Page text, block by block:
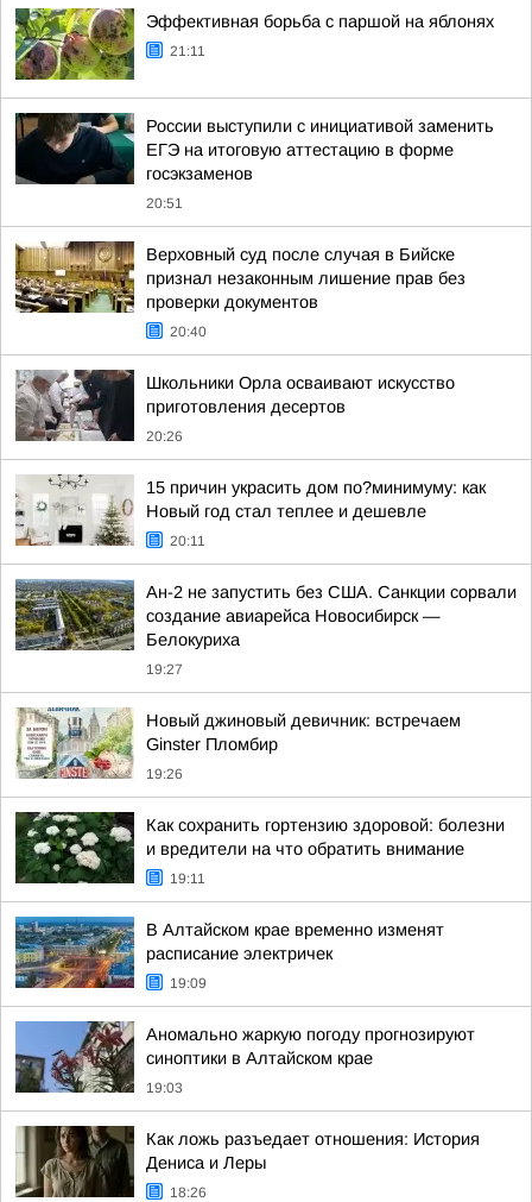
Эффективная борьба с паршой на яблонях
21:11
России выступили с инициативой заменить
ЕГЭ на итоговую аттестацию в форме
госэкзаменов
20:51
Верховный суд после случая в Бийске
признал незаконным лишение прав без
проверки документов
20:40
Школьники Орла осваивают искусство
приготовления десертов
20:26
15 причин украсить дом по?минимуму: как
Новый год стал теплее и дешевле
20:11
Ан-2 не запустить без США. Санкции сорвали
создание авиарейса Новосибирск —
Белокуриха
19:27
Новый джиновый девичник: встречаем
Ginster Пломбир
19:26
Как сохранить гортензию здоровой: болезни
и вредители на что обратить внимание
19:11
В Алтайском крае временно изменят
расписание электричек
19:09
Аномально жаркую погоду прогнозируют
синоптики в Алтайском крае
19:03
Как ложь разъедает отношения: История
Дениса и Леры
18:26